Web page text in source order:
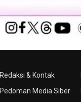
Redaksi & Kontak
Pedoman Media Siber